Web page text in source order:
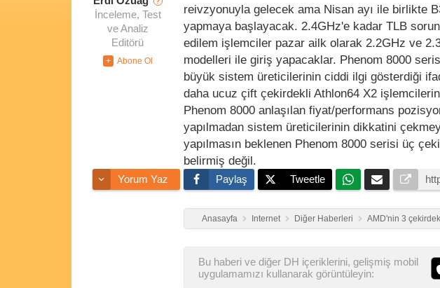
İnceleme, Test
ve Analiz
Editörü
reivzyonuyla gelecek ama Nisan ayı ile birlikte
yapmaya başlayacak. 2.4GHz'e kadar TLB
edilem işlemciler pazar ailk olarak 2.2GHz ve
modelleri ile giriş yapacaklar. Phenom 8000
büyük sistem üreticilerinin ciddi ilgi gösterdiği
daha ucuz çift çekirdekli Athlon64 X2
Phenom 8000 anlaşılan fiyat/performans
yapılmadan sistem üreticilerinin dikkatini
yapılmasın beklenen Phenom 8000 serisi üç
belirmiş değil.
Yorum Yaz Paylaş Tweetle
Anasayfa Internet Diğer Haberleri AMD'nin 3
Bu haberi ve diğer DH içeriklerini, gelişmiş mobil
uygulamamızı kullanarak görüntüleyin: